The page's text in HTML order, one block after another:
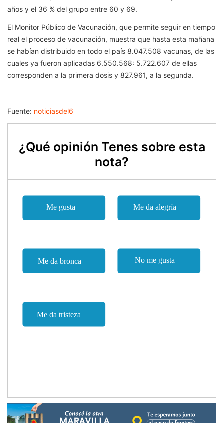
años y el 36 % del grupo entre 60 y 69.
El Monitor Público de Vacunación, que permite seguir en tiempo
real el proceso de vacunación, muestra que hasta esta mañana
se habían distribuido en todo el país 8.047.508 vacunas, de las
cuales ya fueron aplicadas 6.550.568: 5.722.607 de ellas
corresponden a la primera dosis y 827.961, a la segunda.
Fuente: noticiasdel6
¿Qué opinión Tenes sobre esta
nota?